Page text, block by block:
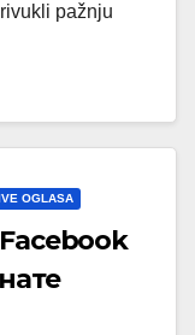
pažnju
OGLASA